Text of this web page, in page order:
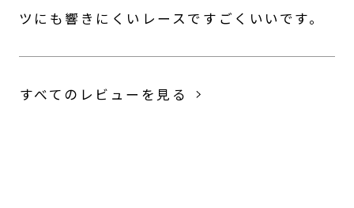
ツにも響きにくいレースですごくいいです。
すべてのレビューを見る